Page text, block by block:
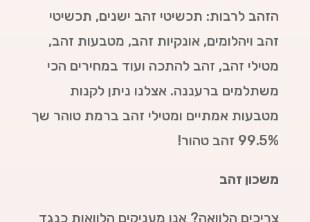
הזהב לרבות: תכשיטי זהב ישנים, תכשיטי
זהב ויהלומים, אונקיות זהב, מטבעות זהב,
מטילי זהב, זהב להתכה ועוד במחירים הכי
משתלמים ברעננה. אצלנו ניתן לקנות
מטבעות אמתיים ומטילי זהב ברמת טוהר שך
99.5% זהב טהור!
משכון זהב
צריכים הלוואה? אנו מעניקים הלוואות כנגד